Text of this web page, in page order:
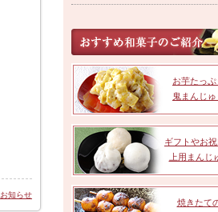
お知らせ
お芋たっぷ
鬼まんじゅ
ギフトやお
上用まんじ
焼きたて